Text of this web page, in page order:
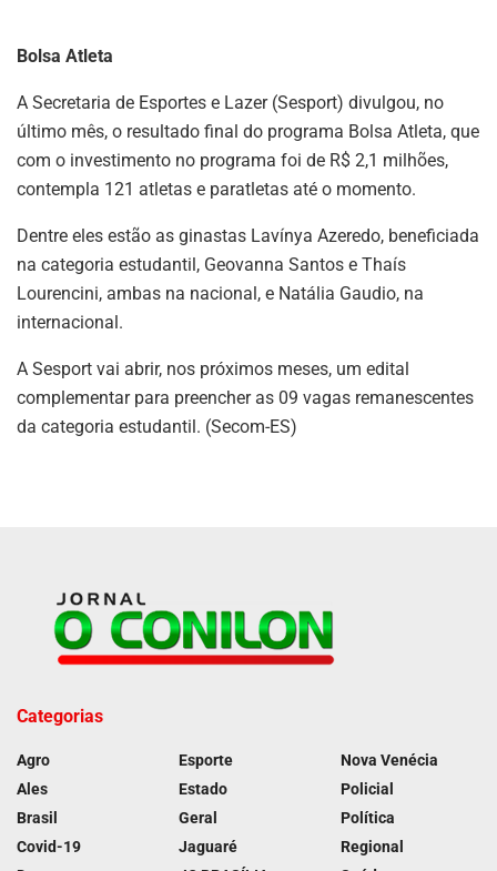
Bolsa Atleta
A Secretaria de Esportes e Lazer (Sesport) divulgou, no
último mês, o resultado final do programa Bolsa Atleta, que
com o investimento no programa foi de R$ 2,1 milhões,
contempla 121 atletas e paratletas até o momento.
Dentre eles estão as ginastas Lavínya Azeredo, beneficiada
na categoria estudantil, Geovanna Santos e Thaís
Lourencini, ambas na nacional, e Natália Gaudio, na
internacional.
A Sesport vai abrir, nos próximos meses, um edital
complementar para preencher as 09 vagas remanescentes
da categoria estudantil. (Secom-ES)
Categorias
Agro
Ales
Brasil
Covid-19
Esporte
Estado
Geral
Jaguaré
Nova Venécia
Policial
Política
Regional